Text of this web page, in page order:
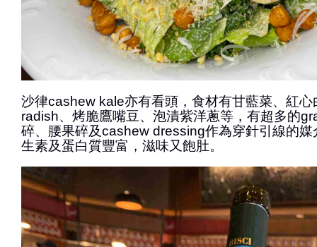
沙律cashew kale亦有看頭，食材有甘藍菜、紅
radish、烤脆鷹嘴豆、泡漬紫洋蔥等，有超多的
碎、腰果碎及cashew dressing作為穿針引線的媒
生素及蛋白質豐富，滋味又飽肚。